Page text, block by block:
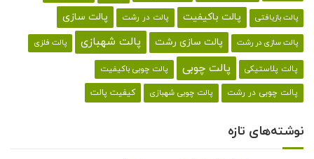
پالت بازیافتی پالت باکیفیت پالت در رشت پالت سازی
پالت سازی در رشت پالت سازی رشت پالت شهبازی پالت فلزی
پالت پلاستیکی پالت چوبی پالت چوبی باکیفیت
پالت چوبی در رشت پالت چوبی شهبازی کیفیت پالت
نوشته‌های تازه